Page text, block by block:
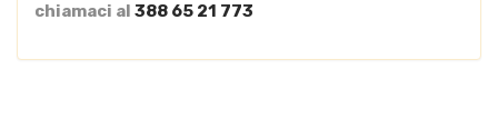
chiamaci al 388 65 21 773